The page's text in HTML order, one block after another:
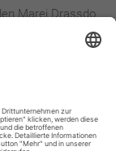
Marei Drassdo
dem stellv.